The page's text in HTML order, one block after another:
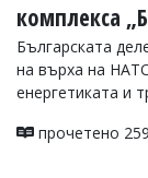
комплекса
Българската
на върха на
енергетиката и
прочетено